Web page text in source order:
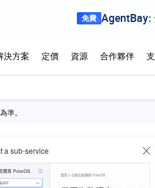
準。
a sub-service